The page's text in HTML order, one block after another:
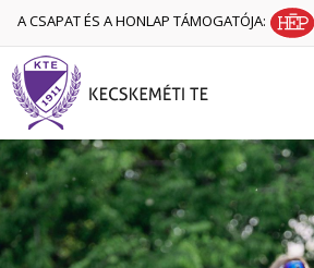
A CSAPAT ÉS A HONLAP TÁMOGATÓJA: